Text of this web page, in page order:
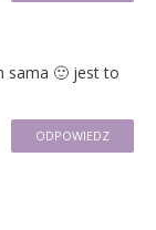
sama 🙂 jest to
ODPOWIEDZ